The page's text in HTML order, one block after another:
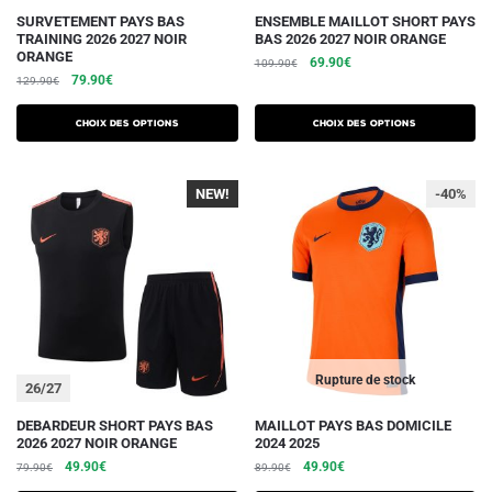
SURVETEMENT PAYS BAS
TRAINING 2026 2027 NOIR
ORANGE
129.90€
Le
initial
était :
79.90€Le
actuel
est :
Choix des options
Ce
produit
a
plusieurs
variations.
peuvent
être
choisies
page
produit
ENSEMBLE MAILLOT SHORT PAYS
BAS 2026 2027 NOIR ORANGE
109.90€
Le
initial
était :
109.90€.
69.90€Le
actuel
est :
69.90€.
Choix des options
Ce
produit
a
plusieurs
variations.
peuvent
choisies
26/27
NEW!
DEBARDEUR SHORT PAYS BAS
2026 2027 NOIR ORANGE
79.90€
Le
49.90€Le
Ce
produit
a
Rupture de stock
-40%
MAILLOT PAYS BAS DOMICILE
2024 2025
89.90€
Le
49.90€Le
Ce
produit
a